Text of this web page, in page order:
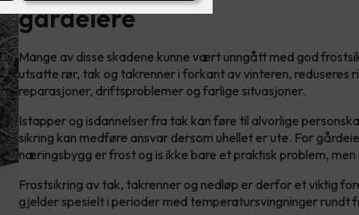
gårdeiere
Mange av disse skadene kunne vært unngått med god
utsatte rør, tak og takrenner i forkant av vinteren, reduseres
reparasjoner, driftsproblemer og farlige situasjoner.
Istapper og isdannelser fra tak kan føre til alvorlige
sikring kan medføre ansvar dersom uhellet er ute. For
næringsbygg er frost og is ikke bare et praktisk problem, men
Frostsikring av tak, takrenner og nedløp er derfor et viktig
gjelder spesielt i perioder med temperatursvingninger rundt